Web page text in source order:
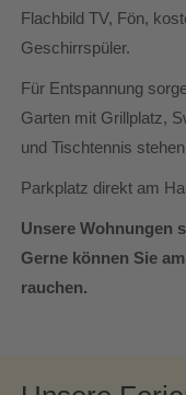
Flachbild TV, Fön,
Geschirrspüler.
Für Entspannung
Garten mit Grillplatz,
und Tischtennis
Parkplatz direkt am
Unsere Wohnungen
Gerne können Sie
rauchen.